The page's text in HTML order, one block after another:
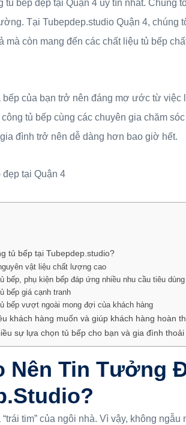
bếp đẹp tại Quận 4 uy tín nhất. Chúng
Tại Tubepdep.studio Quận 4, chúng
mà còn mang đến các chất liệu tủ bếp
của bạn trở nên đáng mơ ước từ việc
tủ bếp cùng các chuyên gia chăm
đình trở nên dễ dàng hơn bao giờ hết.
tủ bếp tại Tubepdep.studio?
vật liệu chất lượng cao
bếp, phụ kiện bếp đáp ứng nhiều nhu cầu tiêu
bếp giá cạnh tranh
bếp vượt ngoài mong đợi của khách hàng
khách hàng muốn và giúp khách hàng hoàn
sự lựa chọn tủ bếp cho bạn và gia đình
Nên Tin Tưởng
tim” của ngôi nhà. Vì vậy, không